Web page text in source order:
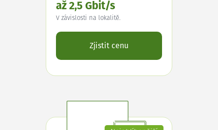
až 2,5 Gbit/s
V závislosti na lokalitě.
Zjistit cenu